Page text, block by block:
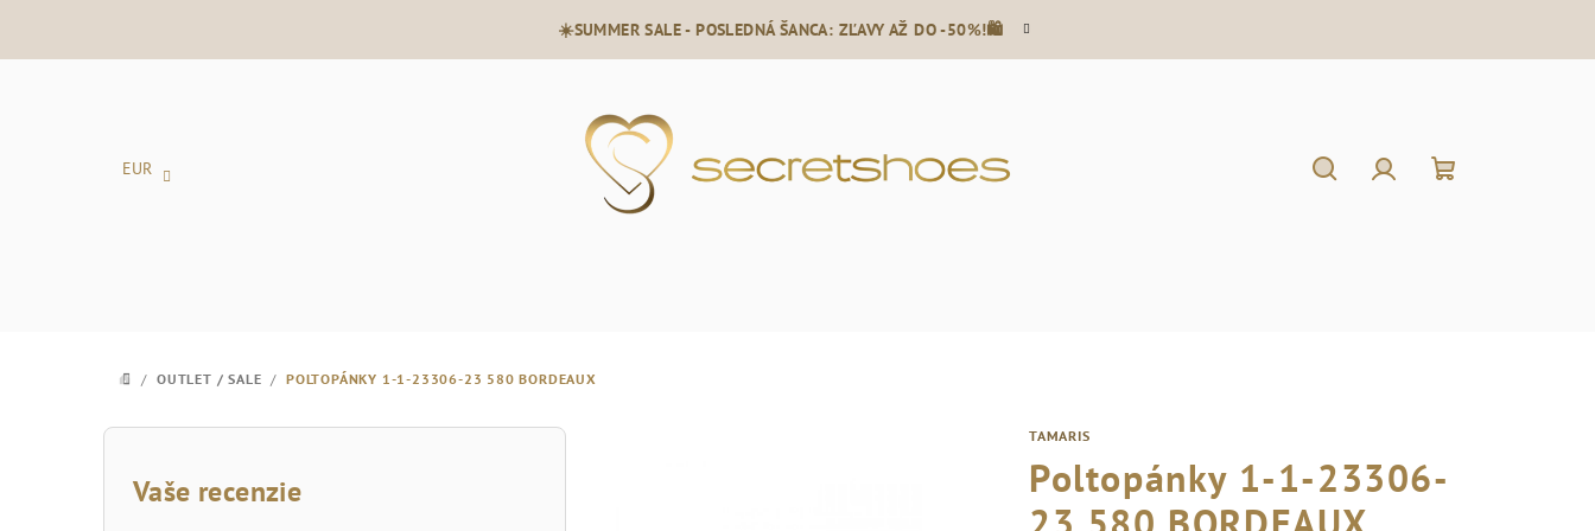
☀️SUMMER SALE - POSLEDNÁ ŠANCA: ZĽAVY AŽ DO -50%!🛍️
EUR
DOMOV
/ OUTLET / SALE / POLTOPÁNKY 1-1-23306-23 580 BORDEAUX
B
Vaše recenzie
TAMARIS
Poltopánky 1-1-23306-